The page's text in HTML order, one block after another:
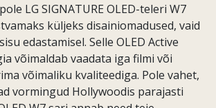
LG SIGNATURE OLED-teleri W7
küljeks disainiomadused, vaid
edastamisel. Selle OLED Active
võimaldab vaadata iga filmi või
võimaliku kvaliteediga. Pole vahet,
vormingud Hollywoodis parajasti